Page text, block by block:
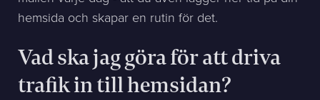
hemsida och skapar en rutin för det.
Vad ska jag göra för att driva
trafik in till hemsidan?